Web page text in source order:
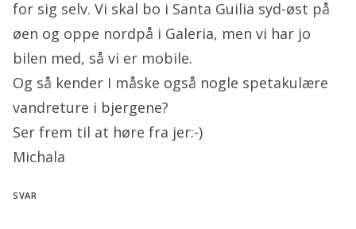
for sig selv. Vi skal bo i Santa Guilia syd-øst på
øen og oppe nordpå i Galeria, men vi har jo
bilen med, så vi er mobile.
Og så kender I måske også nogle spetakulære
vandreture i bjergene?
Ser frem til at høre fra jer:-)
Michala
SVAR